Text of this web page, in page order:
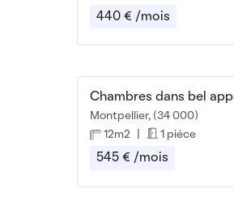
440 € /mois
Montpellier, (34 000)
12m2
1 piéce
545 € /mois